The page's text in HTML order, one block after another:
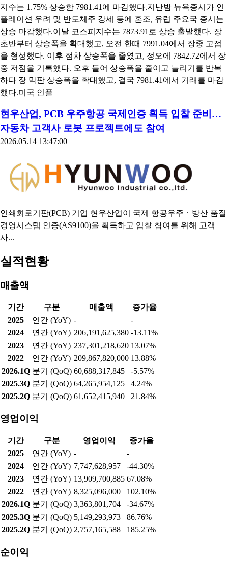
지수는 1.75% 상승한 7981.41에 마감했다.지난밤 뉴욕증시가 인
플레이션 우려 및 반도체주 강세 등에 혼조, 유럽 주요국 증시는
상승 마감했다.이날 코스피지수는 7873.91로 상승 출발했다. 장
초반부터 상승폭을 확대했고, 오전 한때 7991.04에서 장중 고점
을 형성했다. 이후 점차 상승폭을 줄였고, 정오에 7842.72에서 장
중 저점을 기록했다. 오후 들어 상승폭을 줄이고 늘리기를 반복
하다 장 막판 상승폭을 확대했고, 결국 7981.41에서 거래를 마감
했다.미국 인플
현우산업, PCB 우주항공 국제인증 획득 입찰 준비…
자동차 고객사 로봇 프로젝트에도 참여
2026.05.14 13:47:00
인쇄회로기판(PCB) 기업 현우산업이 국제 항공우주ㆍ방산 품질
경영시스템 인증(AS9100)을 획득하고 입찰 참여를 위해 고객
사...
실적현황
매출액
기간 구분 매출액
증가율
2025
연간 (YoY) -
-
2024
연간 (YoY) 206,191,625,380 -13.11%
2023
연간 (YoY) 237,301,218,620 13.07%
2022
연간 (YoY) 209,867,820,000 13.88%
2026.1Q 분기 (QoQ) 60,688,317,845
-5.57%
2025.3Q 분기 (QoQ) 64,265,954,125
4.24%
2025.2Q 분기 (QoQ) 61,652,415,940 21.84%
영업이익
기간 구분 영업이익
증가율
2025
연간 (YoY) -
-
2024
연간 (YoY) 7,747,628,957
-44.30%
2023
연간 (YoY) 13,909,700,885 67.08%
2022
연간 (YoY) 8,325,096,000
102.10%
2026.1Q 분기 (QoQ) 3,363,801,704
-34.67%
2025.3Q 분기 (QoQ) 5,149,293,973
86.76%
2025.2Q 분기 (QoQ) 2,757,165,588 185.25%
순이익